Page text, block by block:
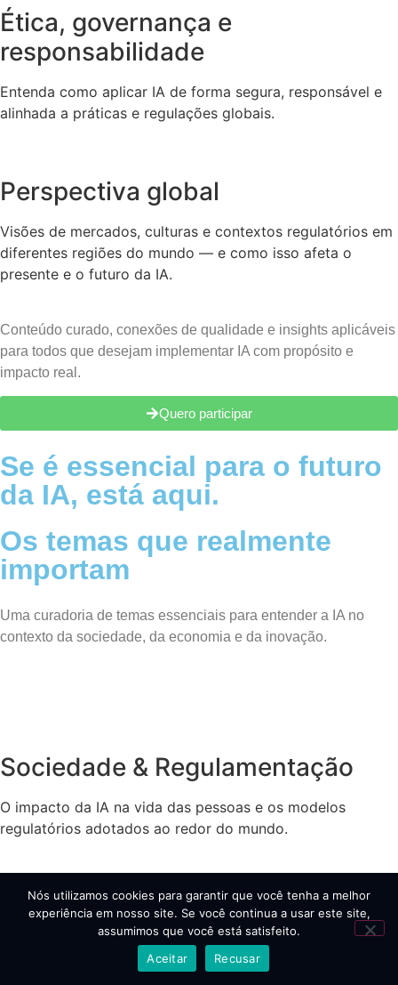
Ética, governança e
responsabilidade
Entenda como aplicar IA de forma segura, responsável e
alinhada a práticas e regulações globais.
Perspectiva global
Visões de mercados, culturas e contextos regulatórios em
diferentes regiões do mundo — e como isso afeta o
presente e o futuro da IA.
Conteúdo curado, conexões de qualidade e insights aplicáveis
para todos que desejam implementar IA com propósito e
impacto real.
Quero participar
Se é essencial para o futuro
da IA, está aqui.
Os temas que realmente
importam
Uma curadoria de temas essenciais para entender a IA no
contexto da sociedade, da economia e da inovação.
Sociedade & Regulamentação​
O impacto da IA na vida das pessoas e os modelos
regulatórios adotados ao redor do mundo.
Negócios & Produtividade
Como a IA aplicada está transformando operações,
Nós utilizamos cookies para garantir que você tenha a melhor
experiência em nosso site. Se você continua a usar este site,
assumimos que você está satisfeito.
Aceitar
Recusar